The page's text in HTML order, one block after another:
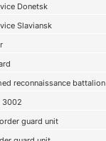
Donetsk
Slaviansk
reconnaissance battalion
3002
guard unit